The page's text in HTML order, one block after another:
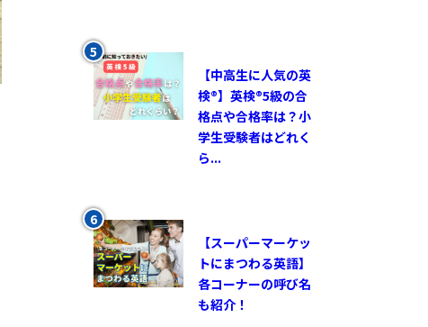
【中高生に人気の英
検®︎】英検®︎5級の合
格点や合格率は？小
学生受験者はどれく
ら...
【スーパーマーケッ
トにまつわる英語】
各コーナーの呼び名
も紹介！